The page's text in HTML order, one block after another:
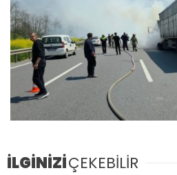
İLGİNİZİÇEKEBİLİR